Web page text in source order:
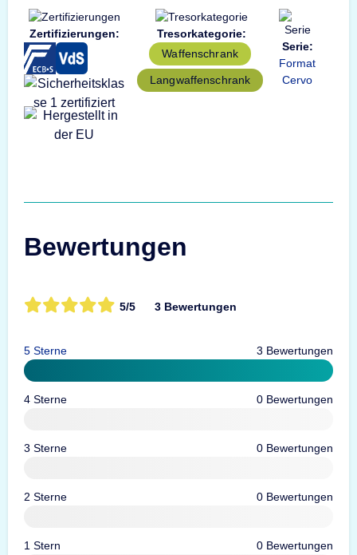
Zertifizierungen:
Tresorkategorie:
Waffenschrank
Langwaffenschrank
Serie:
Format
Cervo
Bewertungen
5/5 3 Bewertungen
5 Sterne 3 Bewertungen
4 Sterne 0 Bewertungen
3 Sterne 0 Bewertungen
2 Sterne 0 Bewertungen
1 Stern 0 Bewertungen